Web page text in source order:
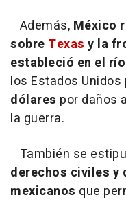
Además, México
sobre Texas y la
estableció en el
los Estados Unidos
dólares por daños
la guerra.
También se
derechos civiles y
mexicanos que